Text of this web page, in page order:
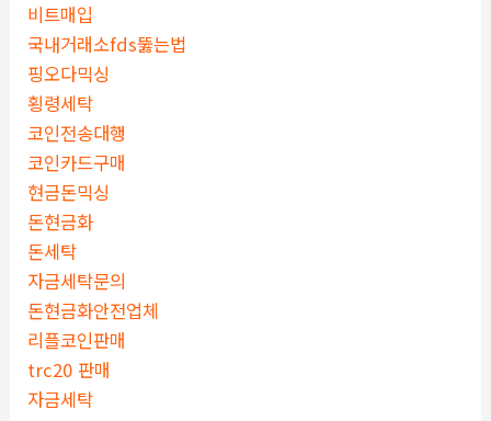
비트매입
국내거래소fds뚫는법
핑오다믹싱
횡령세탁
코인전송대행
코인카드구매
현금돈믹싱
돈현금화
돈세탁
자금세탁문의
돈현금화안전업체
리플코인판매
trc20 판매
자금세탁